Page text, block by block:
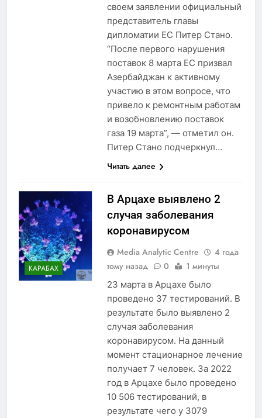
своем заявлении официальный
представитель главы
дипломатии ЕС Питер Стано.
“После первого нарушения
поставок 8 марта ЕС призвал
Азербайджан к активному
участию в этом вопросе, что
привело к ремонтным работам
и возобновлению поставок
газа 19 марта”, — отметил он.
Питер Стано подчеркнул…
Читать далее
КАРАБАХ
В Арцахе выявлено 2
случая заболевания
коронавирусом
Media Analytic Centre
4 года
тому назад
0 1 минуты
23 марта в Арцахе было
проведено 37 тестирований. В
результате было выявлено 2
случая заболевания
коронавирусом. На данный
момент стационарное лечение
получает 7 человек. За 2022
год в Арцахе было проведено
10 506 тестирований, в
результате чего у 3079